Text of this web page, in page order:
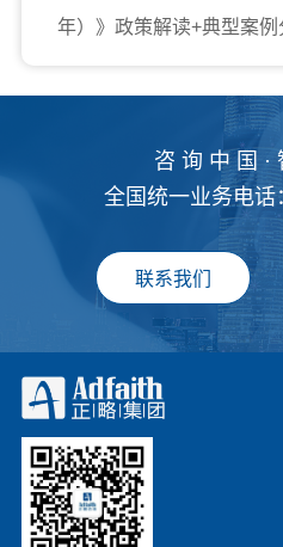
年）》政策解读+典型案例
咨 询 中 国 ·
全国统一业务电